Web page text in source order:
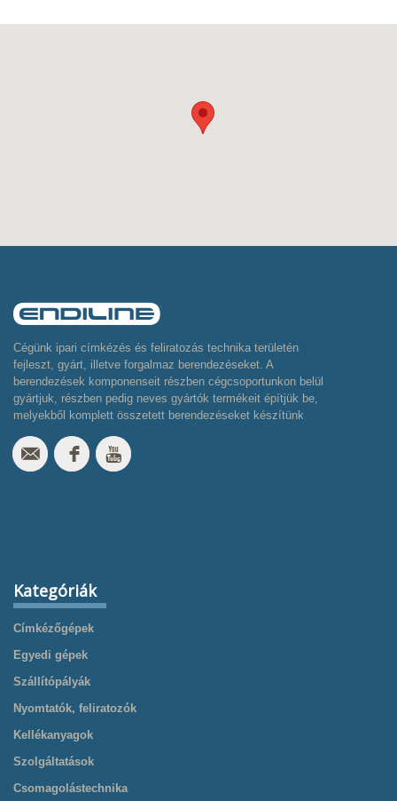
Cégünk ipari címkézés és feliratozás technika területén
fejleszt, gyárt, illetve forgalmaz berendezéseket. A
berendezések komponenseit részben cégcsoportunkon belül
gyártjuk, részben pedig neves gyártók termékeit építjük be,
melyekből komplett összetett berendezéseket készítünk
Kategóriák
Címkézőgépek
Egyedi gépek
Szállítópályák
Nyomtatók, feliratozók
Kellékanyagok
Szolgáltatások
Csomagolástechnika